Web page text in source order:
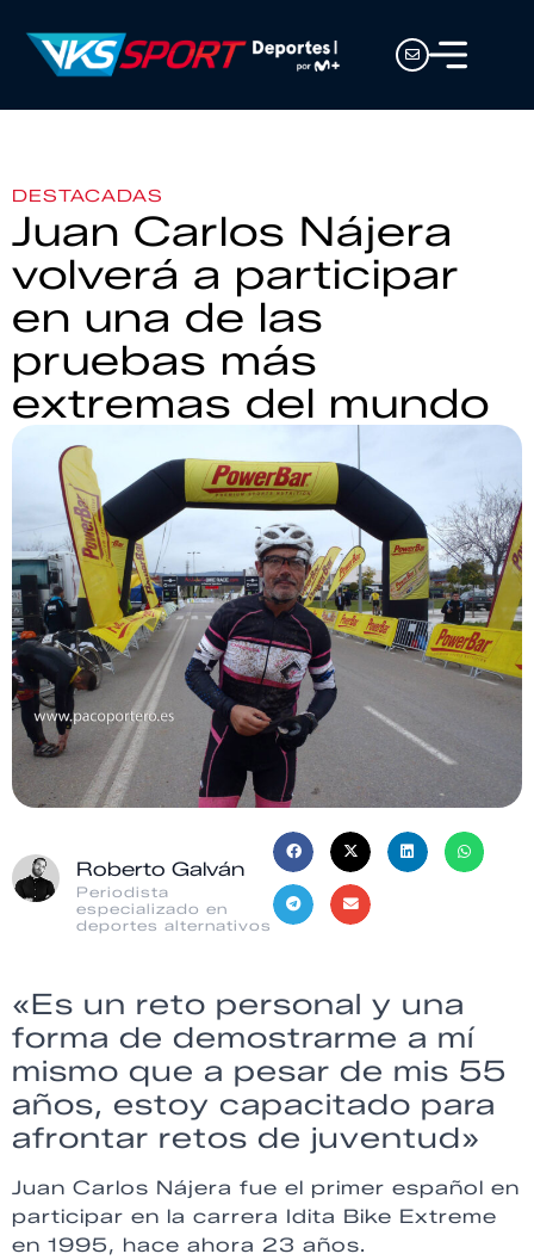
DESTACADAS
Juan Carlos Nájera
volverá a participar
en una de las
pruebas más
extremas del mundo
Roberto Galván
Periodista
especializado en
deportes alternativos
«Es un reto personal y una
forma de demostrarme a mí
mismo que a pesar de mis 55
años, estoy capacitado para
afrontar retos de juventud»
Juan Carlos Nájera fue el primer español en
participar en la carrera Idita Bike Extreme
en 1995, hace ahora 23 años.